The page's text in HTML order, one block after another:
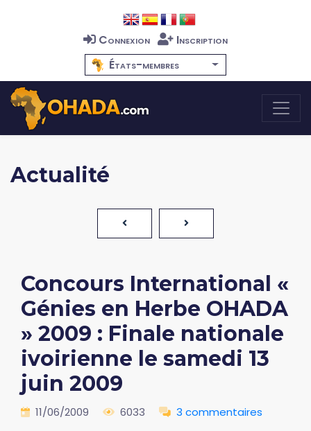
Connexion
Inscription
États-membres
Actualité
Concours International «
Génies en Herbe OHADA
» 2009 : Finale nationale
ivoirienne le samedi 13
juin 2009
11/06/2009 6033
3 commentaires